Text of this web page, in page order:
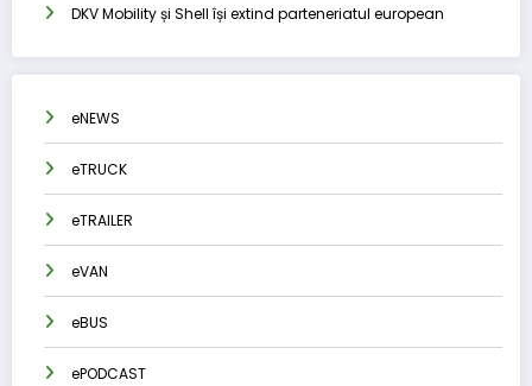
DKV Mobility și Shell își extind parteneriatul european
eNEWS
eTRUCK
eTRAILER
eVAN
eBUS
ePODCAST